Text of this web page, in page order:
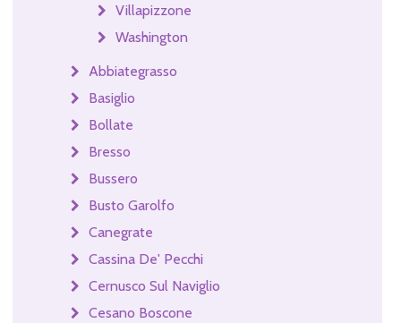
Villapizzone
Washington
Abbiategrasso
Basiglio
Bollate
Bresso
Bussero
Busto Garolfo
Canegrate
Cassina De' Pecchi
Cernusco Sul Naviglio
Cesano Boscone